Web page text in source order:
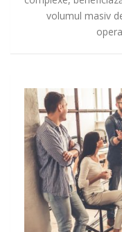
volumul masiv
ProcessPlayer
pentru
Instituții
de
cultură
(teatru,
operă)